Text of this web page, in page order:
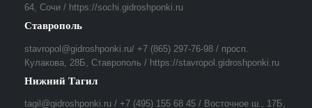
64, Сочи / https://sochi.gidroshponki.ru
Ставрополь
stavropol@gidroshponki.ru/ +7 (865) 297-76-98 / просп.
Кулакова, 28Б, Ставрополь / https://stavropol.gidroshponki.ru
Нижний Тагил
tagil@gidroshponki.ru / +7 (495) 155 68 45 / Восточное ш., 17Б,